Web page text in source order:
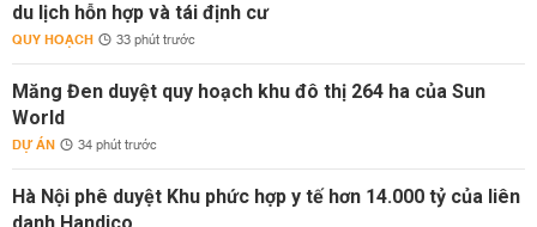
du lịch hỗn hợp và tái định cư
QUY HOẠCH 33 phút trước
Măng Đen duyệt quy hoạch khu đô thị 264 ha của Sun
World
DỰ ÁN 34 phút trước
Hà Nội phê duyệt Khu phức hợp y tế hơn 14.000 tỷ của liên